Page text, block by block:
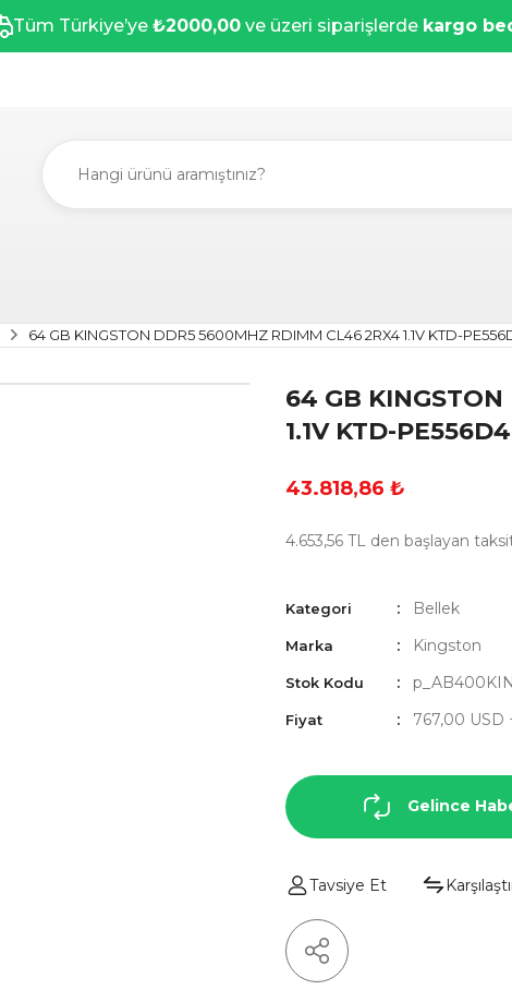
Tüm Türkiye’ye ₺2000,00 ve üzeri siparişlerde kargo
64 GB KINGSTON DDR5 5600MHZ RDIMM CL46 2RX4 1.1V KTD-
64 GB
1.1V KTD-
43.818,86 ₺
4.653,56 TL den başlayan
Kategori Bellek
Marka Kingston
Stok Kodu
Fiyat 767,00 USD
Gelince
Tavsiye Et